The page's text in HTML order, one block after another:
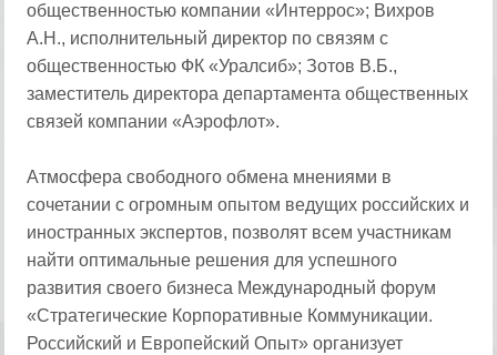
общественностью компании «Интеррос»; Вихров
А.Н., исполнительный директор по связям с
общественностью ФК «Уралсиб»; Зотов В.Б.,
заместитель директора департамента общественных
связей компании «Аэрофлот».
Атмосфера свободного обмена мнениями в
сочетании с огромным опытом ведущих российских и
иностранных экспертов, позволят всем участникам
найти оптимальные решения для успешного
развития своего бизнеса Международный форум
«Стратегические Корпоративные Коммуникации.
Российский и Европейский Опыт» организует